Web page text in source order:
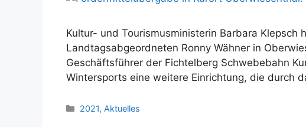
Kultur- und Tourismusministerin Barbara
Landtagsabgeordneten Ronny Wähner in
Geschäftsführer der Fichtelberg Schwebebahn
Wintersports eine weitere Einrichtung, die durch
Kategorien
2021, Aktuelles